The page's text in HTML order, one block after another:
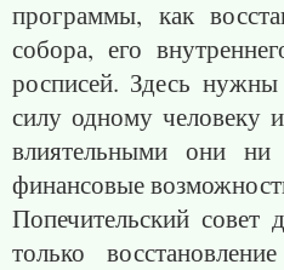
программы, как
собора, его
росписей. Здесь
силу одному человеку
влиятельными они
финансовые
Попечительский совет
только